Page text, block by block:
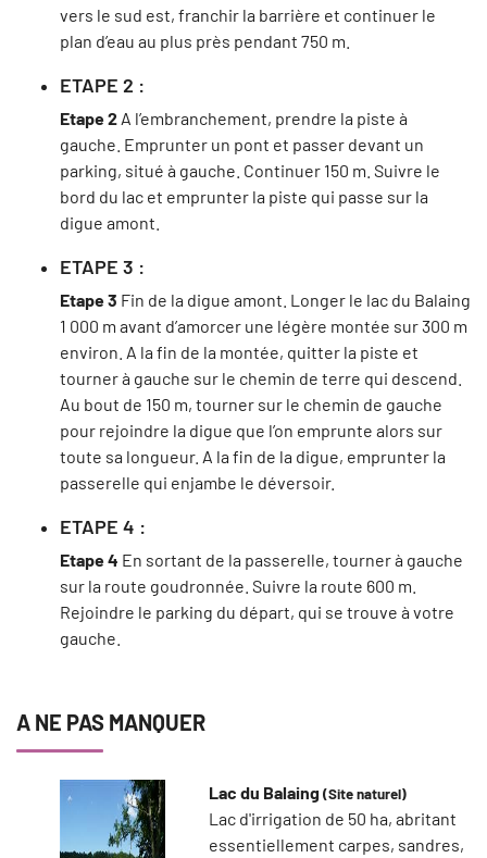
vers le sud est, franchir la barrière et continuer le
plan d’eau au plus près pendant 750 m.
ETAPE 2 :
Etape 2 A l’embranchement, prendre la piste à
gauche. Emprunter un pont et passer devant un
parking, situé à gauche. Continuer 150 m. Suivre le
bord du lac et emprunter la piste qui passe sur la
digue amont.
ETAPE 3 :
Etape 3 Fin de la digue amont. Longer le lac du Balaing
1 000 m avant d’amorcer une légère montée sur 300 m
environ. A la fin de la montée, quitter la piste et
tourner à gauche sur le chemin de terre qui descend.
Au bout de 150 m, tourner sur le chemin de gauche
pour rejoindre la digue que l’on emprunte alors sur
toute sa longueur. A la fin de la digue, emprunter la
passerelle qui enjambe le déversoir.
ETAPE 4 :
Etape 4 En sortant de la passerelle, tourner à gauche
sur la route goudronnée. Suivre la route 600 m.
Rejoindre le parking du départ, qui se trouve à votre
gauche.
A NE PAS MANQUER
Lac du Balaing(Site naturel)
Lac d'irrigation de 50 ha, abritant
essentiellement carpes, sandres,